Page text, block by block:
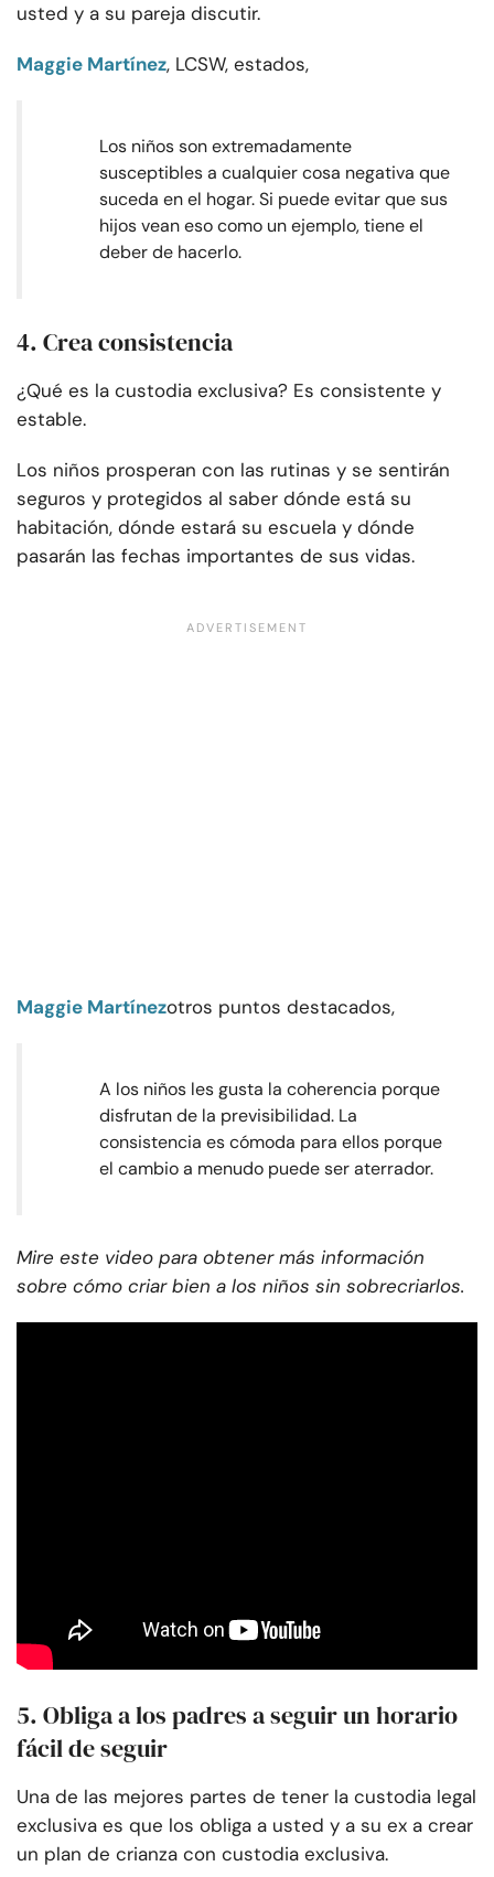
usted y a su pareja discutir.
Maggie Martínez, LCSW, estados,
Los niños son extremadamente
susceptibles a cualquier cosa negativa que
suceda en el hogar. Si puede evitar que sus
hijos vean eso como un ejemplo, tiene el
deber de hacerlo.
4. Crea consistencia
¿Qué es la custodia exclusiva? Es consistente y
estable.
Los niños prosperan con las rutinas y se sentirán
seguros y protegidos al saber dónde está su
habitación, dónde estará su escuela y dónde
pasarán las fechas importantes de sus vidas.
Maggie Martínezotros puntos destacados,
A los niños les gusta la coherencia porque
disfrutan de la previsibilidad. La
consistencia es cómoda para ellos porque
el cambio a menudo puede ser aterrador.
Mire este video para obtener más información
sobre cómo criar bien a los niños sin sobrecriarlos.
5. Obliga a los padres a seguir un horario
fácil de seguir
Una de las mejores partes de tener la custodia legal
exclusiva es que los obliga a usted y a su ex a crear
un plan de crianza con custodia exclusiva.